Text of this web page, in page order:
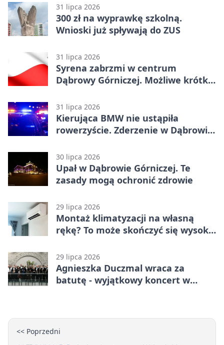
31 lipca 2026
300 zł na wyprawkę szkolną.
Wnioski już spływają do ZUS
31 lipca 2026
Syrena zabrzmi w centrum
Dąbrowy Górniczej. Możliwe krótkie
31 lipca 2026
Kierująca BMW nie ustąpiła
rowerzyście. Zderzenie w Dąbrowie
30 lipca 2026
Upał w Dąbrowie Górniczej. Te
zasady mogą ochronić zdrowie
29 lipca 2026
Montaż klimatyzacji na własną
rękę? To może skończyć się wysoką
29 lipca 2026
Agnieszka Duczmal wraca za
batutę - wyjątkowy koncert w
<< Poprzedni